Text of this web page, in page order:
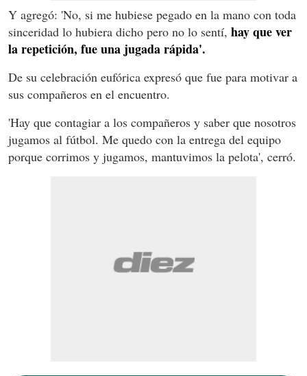
Y agregó: 'No, si me hubiese pegado en la mano con toda
sinceridad lo hubiera dicho pero no lo sentí, hay que ver
la repetición, fue una jugada rápida'.
De su celebración eufórica expresó que fue para motivar a
sus compañeros en el encuentro.
'Hay que contagiar a los compañeros y saber que nosotros
jugamos al fútbol. Me quedo con la entrega del equipo
porque corrimos y jugamos, mantuvimos la pelota', cerró.